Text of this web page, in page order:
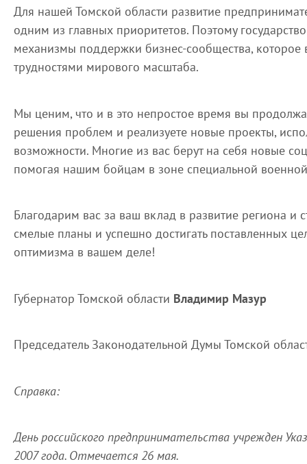
Для нашей Томской области развитие
одним из главных приоритетов. Поэтому
механизмы поддержки бизнес-сообщества, которое
трудностями мирового масштаба.
Мы ценим, что и в это непростое время вы
решения проблем и реализуете новые проекты,
возможности. Многие из вас берут на себя новые
помогая нашим бойцам в зоне специальной
Благодарим вас за ваш вклад в развитие региона и
смелые планы и успешно достигать поставленных
оптимизма в вашем деле!
Губернатор Томской области Владимир Мазур
Председатель Законодательной Думы Томской
Справка:
День российского предпринимательства учрежден
2007 года. Отмечается 26 мая.